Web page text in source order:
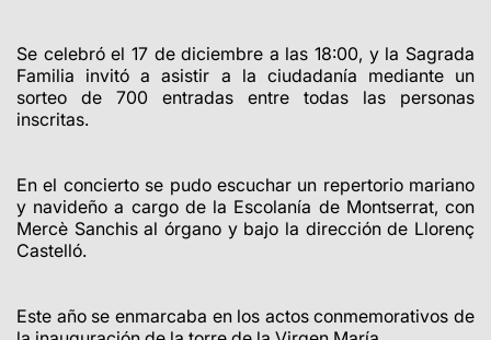
Se celebró el 17 de diciembre a las 18:00, y la Sagrada
Familia invitó a asistir a la ciudadanía mediante un
sorteo de 700 entradas entre todas las personas
inscritas.
En el concierto se pudo escuchar un repertorio mariano
y navideño a cargo de la Escolanía de Montserrat, con
Mercè Sanchis al órgano y bajo la dirección de Llorenç
Castelló.
Este año se enmarcaba en los actos conmemorativos de